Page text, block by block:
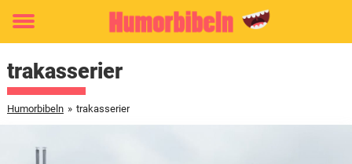
Toggle
trakasserier
Humorbibeln » trakasserier